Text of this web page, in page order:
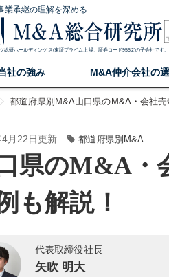
業承継の理解を深める
総研ホールディングス(東証プライム上場、証券コード9552)の子会社です。
社の強み M&A仲介会社の
都道府県別M&A山口県のM&A・会社
月22日更新 都道府県別M&A
県のM&A・
も解説！
代表取締役社長
矢吹 明大